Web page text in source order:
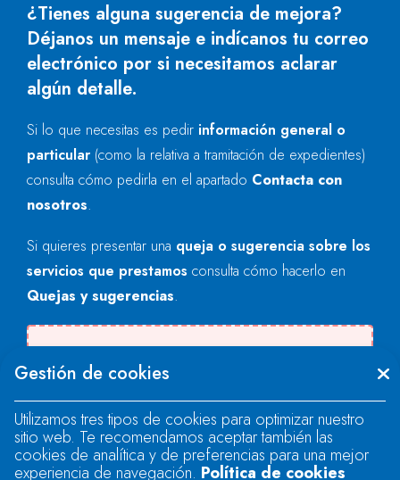
¿Tienes alguna sugerencia de mejora?
Déjanos un mensaje e indícanos tu correo
electrónico por si necesitamos aclarar
algún detalle.
Si lo que necesitas es pedir información general o
particular (como la relativa a tramitación de expedientes)
consulta cómo pedirla en el apartado Contacta con
nosotros.
Si quieres presentar una queja o sugerencia sobre los
servicios que prestamos consulta cómo hacerlo en
Quejas y sugerencias.
"text".
Se produjo un error al cargar el campo
"text".
Gestión de cookies
Utilizamos tres tipos de cookies para optimizar nuestro
sitio web. Te recomendamos aceptar también las
cookies de analítica y de preferencias para una mejor
experiencia de navegación. Política de cookies